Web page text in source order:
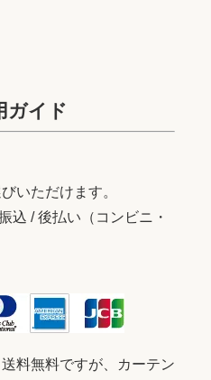
ガイド
いただけます。
込 / 後払い（コンビニ・
料無料ですが、カーテン